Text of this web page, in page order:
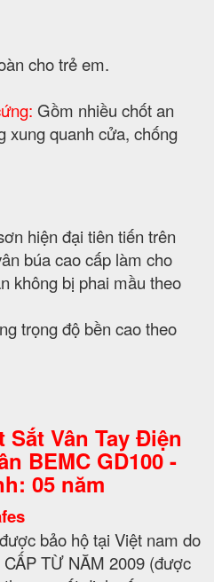
cho trẻ em.
Gồm nhiều chốt an
xung quanh cửa, chống
hiện đại tiên tiến trên
búa cao cấp làm cho
không bị phai mầu theo
trọng độ bền cao theo
Sắt Vân Tay Điện
BEMC GD100 -
05 năm
bảo hộ tại Việt nam do
TỪ NĂM 2009 (được